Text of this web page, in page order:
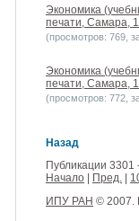
Экономика
печати, Самара,
(просмотров: 769,
Экономика
печати, Самара,
(просмотров: 772,
Назад
Публикации 3301
Начало
Пред.
ИПУ РАН © 2007.